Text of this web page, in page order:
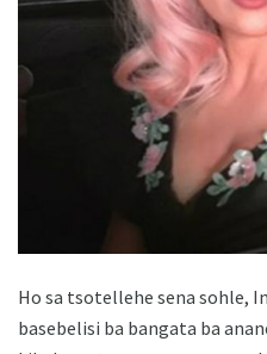
Ho sa tsotellehe sena sohle,
basebelisi ba bangata ba